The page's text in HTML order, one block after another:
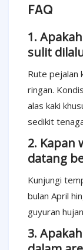
FAQ
1.
sulit
Rute pejalan
ringan.
alas kaki
sedikit
2. Kapan
datang
Kunjungi
bulan April
guyuran
3.